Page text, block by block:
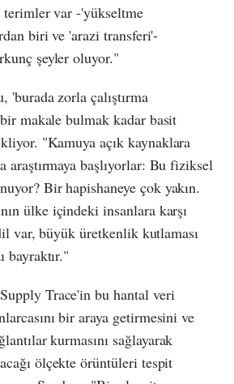
var -'yükseltme
biri ve 'arazi transferi'-
şeyler oluyor."
'burada zorla çalıştırma
makale bulmak kadar basit
"Kamuya açık kaynaklara
araştırmaya başlıyorlar: Bu fiziksel
Bir hapishaneye çok yakın.
ülke içindeki insanlara karşı
var, büyük üretkenlik kutlaması
bayraktır."
Trace'in bu hantal veri
bir araya getirmesini ve
kurmasını sağlayarak
ölçekte örüntüleri tespit